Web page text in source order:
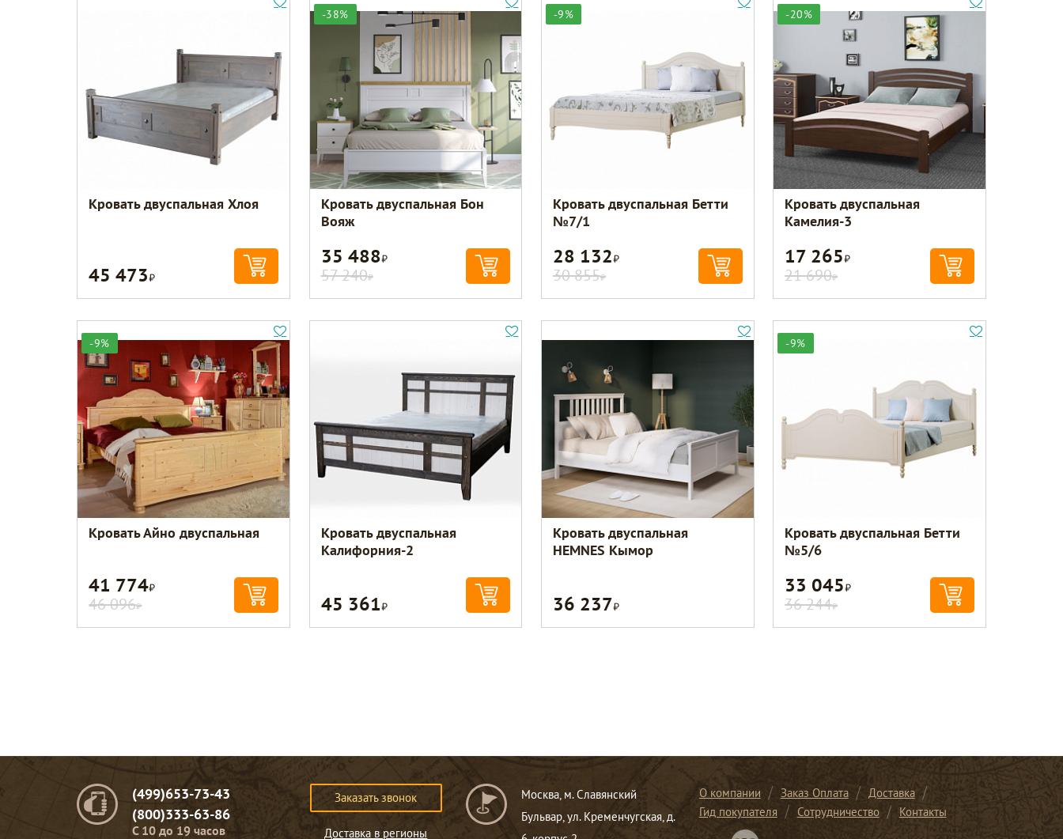
Кровать двуспальная Хлоя
45 473Р
-38%
Кровать двуспальная Бон
Вояж
35 488Р
57 240Р
-9%
Кровать двуспальная Бетти
№7/1
28 132Р
30 855Р
-20%
Кровать двуспальная
Камелия-3
17 265Р
21 690Р
-9%
Кровать Айно двуспальная
41 774Р
46 096Р
Кровать двуспальная
Калифорния-2
45 361Р
Кровать двуспальная
HEMNES Кымор
36 237Р
-9%
Кровать двуспальная Бетти
№5/6
33 045Р
36 244Р
(499)653-73-43
(800)333-63-86
C 10 до 19 часов
Заказать звонок
Доставка в регионы
Москва, м. Славянский
Бульвар, ул. Кременчугская, д.
О компании Заказ Оплата
Доставка
Гид покупателя
Сотрудничество
Контакты